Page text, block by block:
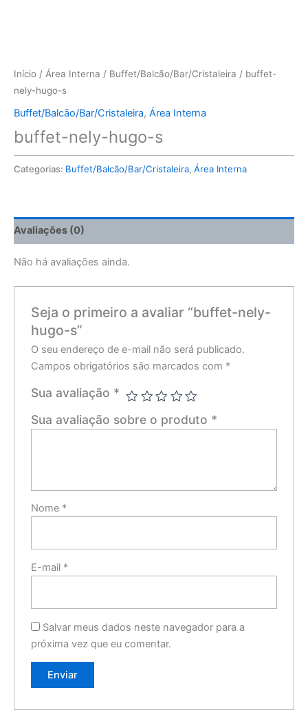
Início / Área Interna / Buffet/Balcão/Bar/Cristaleira / buffet-
nely-hugo-s
Buffet/Balcão/Bar/Cristaleira, Área Interna
buffet-nely-hugo-s
Categorias: Buffet/Balcão/Bar/Cristaleira, Área Interna
Avaliações (0)
Não há avaliações ainda.
Seja o primeiro a avaliar “buffet-nely-
hugo-s”
O seu endereço de e-mail não será publicado.
Campos obrigatórios são marcados com *
Sua avaliação *
Sua avaliação sobre o produto *
Nome *
E-mail *
Salvar meus dados neste navegador para a
próxima vez que eu comentar.